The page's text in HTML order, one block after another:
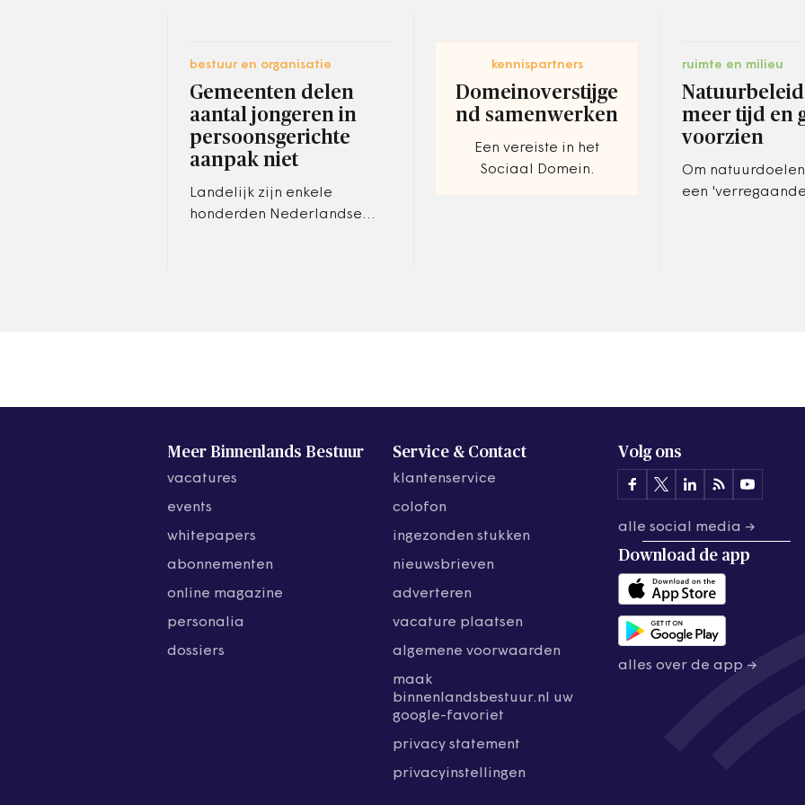
bestuur en organisatie
Gemeenten delen
aantal jongeren in
persoonsgerichte
aanpak niet
Landelijk zijn enkele
honderden Nederlandse
kennispartners
Domeinoverstijge
nd samenwerken
Een vereiste in het
Sociaal Domein.
ruimte en milieu
meer tijd en
voorzien
Om
een 'verregaande
Meer Binnenlands Bestuur
vacatures
events
whitepapers
abonnementen
online magazine
personalia
dossiers
Service & Contact
klantenservice
colofon
ingezonden stukken
nieuwsbrieven
adverteren
vacature plaatsen
algemene voorwaarden
maak
binnenlandsbestuur.nl uw
google-favoriet
privacy statement
privacyinstellingen
Volg ons
alle social media →
Download de app
alles over de app →